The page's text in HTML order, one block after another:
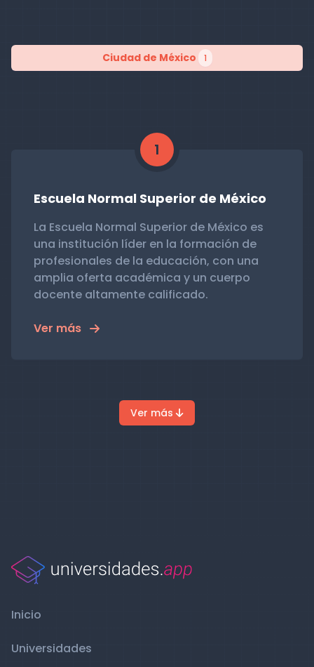
Ciudad de México 1
1
Escuela Normal Superior de México
La Escuela Normal Superior de México es
una institución líder en la formación de
profesionales de la educación, con una
amplia oferta académica y un cuerpo
docente altamente calificado.
Ver más
Ver más
Inicio
Universidades